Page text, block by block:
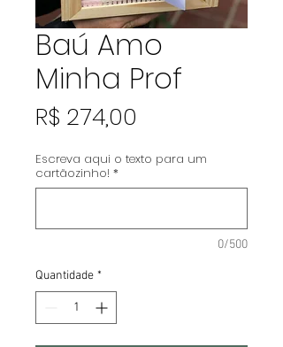
Baú Amo
Minha Prof
R$ 274,00
Escreva aqui o texto para um
cartãozinho! *
0/500
Quantidade *